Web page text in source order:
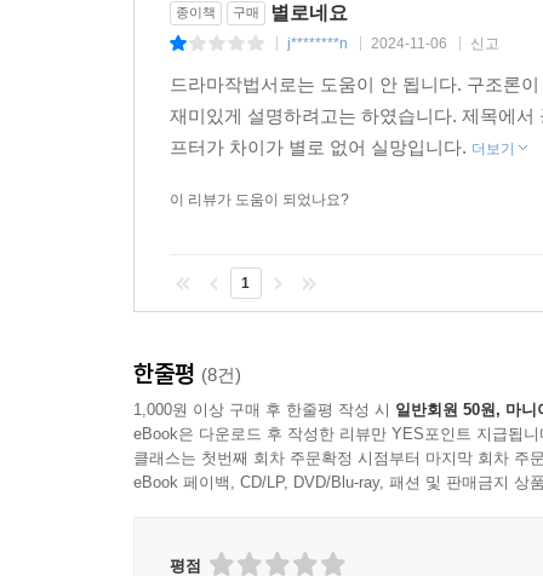
종이책 구매 별로네요
j********n 2024-11-06 신고
드라마작법서로는 도움이 안 됩니다. 구조론
재미있게 설명하려고는 하였습니다. 제목에
프터가 차이가 별로 없어 실망입니다. 더보기
이 리뷰가 도움이 되었나요?
1
한줄평 (8건)
1,000원 이상 구매 후 한줄평 작성 시 일반회원 50원, 마니
eBook은 다운로드 후 작성한 리뷰만 YES포인트 지급됩니
클래스는 첫번째 회차 주문확정 시점부터 마지막 회차 주
eBook 페이백, CD/LP, DVD/Blu-ray, 패션 및 판매금지 상
평점